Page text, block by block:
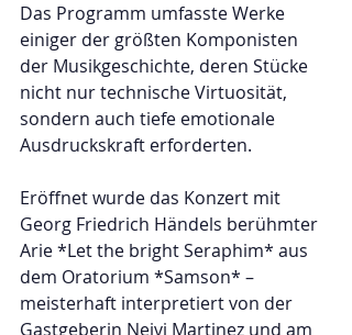
Das Programm umfasste Werke
einiger der größten Komponisten
der Musikgeschichte, deren Stücke
nicht nur technische Virtuosität,
sondern auch tiefe emotionale
Ausdruckskraft erforderten.
Eröffnet wurde das Konzert mit
Georg Friedrich Händels berühmter
Arie *Let the bright Seraphim* aus
dem Oratorium *Samson* –
meisterhaft interpretiert von der
Gastgeberin Neivi Martinez und am